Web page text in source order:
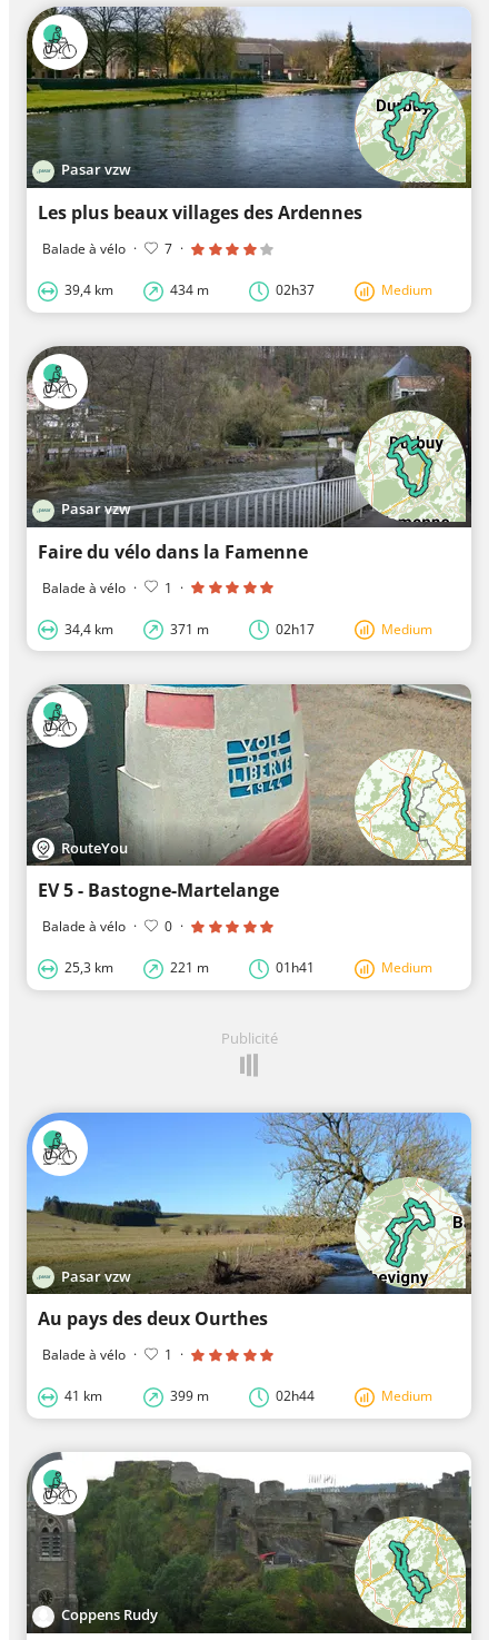
Pasar vzw
Les plus beaux villages des Ardennes
Balade à vélo · 7 ·
39,4 km 434 m 02h37 Medium
Pasar vzw
Faire du vélo dans la Famenne
Balade à vélo · 1 ·
34,4 km 371 m 02h17 Medium
RouteYou
EV 5 - Bastogne-Martelange
Balade à vélo · 0 ·
25,3 km 221 m 01h41 Medium
Publicité
Pasar vzw
Au pays des deux Ourthes
Balade à vélo · 1 ·
41 km 399 m 02h44 Medium
Coppens Rudy